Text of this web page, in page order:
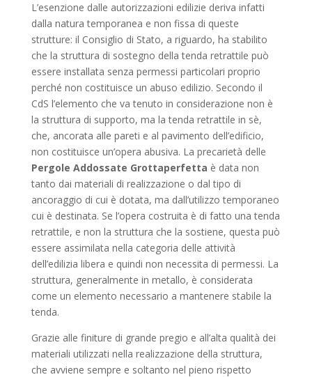
L’esenzione dalle autorizzazioni edilizie deriva infatti
dalla natura temporanea e non fissa di queste
strutture: il Consiglio di Stato, a riguardo, ha stabilito
che la struttura di sostegno della tenda retrattile può
essere installata senza permessi particolari proprio
perché non costituisce un abuso edilizio. Secondo il
CdS l’elemento che va tenuto in considerazione non è
la struttura di supporto, ma la tenda retrattile in sè,
che, ancorata alle pareti e al pavimento dell’edificio,
non costituisce un’opera abusiva. La precarietà delle
Pergole Addossate Grottaperfetta è data non
tanto dai materiali di realizzazione o dal tipo di
ancoraggio di cui è dotata, ma dall’utilizzo temporaneo
cui è destinata. Se l’opera costruita è di fatto una tenda
retrattile, e non la struttura che la sostiene, questa può
essere assimilata nella categoria delle attività
dell’edilizia libera e quindi non necessita di permessi. La
struttura, generalmente in metallo, è considerata
come un elemento necessario a mantenere stabile la
tenda.
Grazie alle finiture di grande pregio e all’alta qualità dei
materiali utilizzati nella realizzazione della struttura,
che avviene sempre e soltanto nel pieno rispetto